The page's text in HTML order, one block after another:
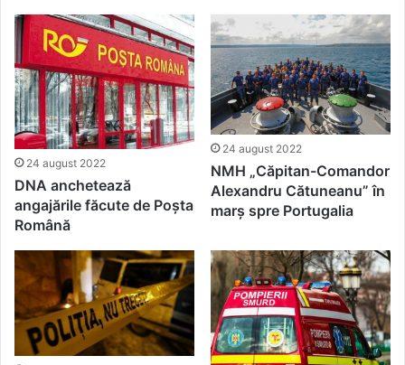
24 august 2022
DNA anchetează
angajările făcute de Poșta
Română
24 august 2022
NMH „Căpitan-Comandor
Alexandru Cătuneanu” în
marş spre Portugalia